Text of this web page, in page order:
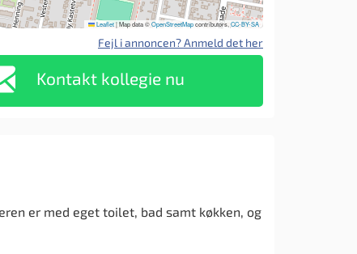
Leaflet|Map data ©OpenStreetMapcontributors,CC-BY-SA
Fejl i annoncen? Anmeld det her
Kontakt kollegie nu
er med eget toilet, bad samt køkken, og